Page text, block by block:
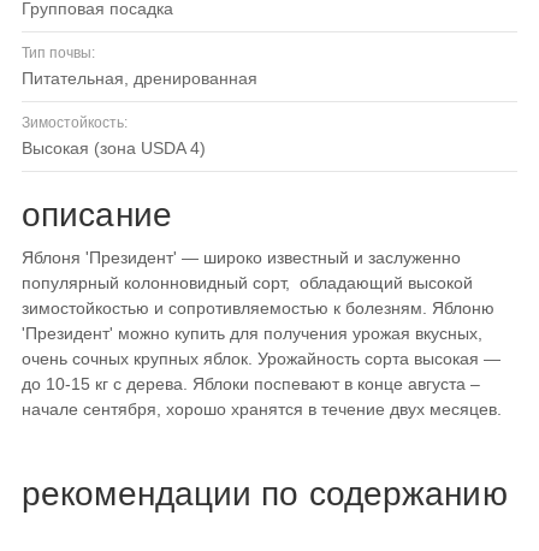
групповая посадка
Тип почвы:
питательная, дренированная
Зимостойкость:
высокая (зона USDA 4)
описание
Яблоня 'Президент' — широко известный и заслуженно
популярный колонновидный сорт, обладающий высокой
зимостойкостью и сопротивляемостью к болезням. Яблоню
'Президент' можно купить для получения урожая вкусных,
очень сочных крупных яблок. Урожайность сорта высокая —
до 10-15 кг с дерева. Яблоки поспевают в конце августа –
начале сентября, хорошо хранятся в течение двух месяцев.
рекомендации по содержанию